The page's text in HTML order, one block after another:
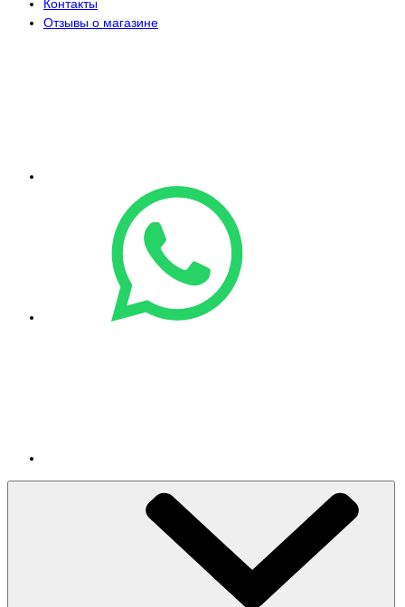
Контакты
Отзывы о магазине